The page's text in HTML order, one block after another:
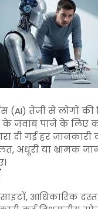
तेजी से लोगों की
के जवाब पाने के लिए
दी गई हर
अधूरी या भ्रामक
आधिकारिक